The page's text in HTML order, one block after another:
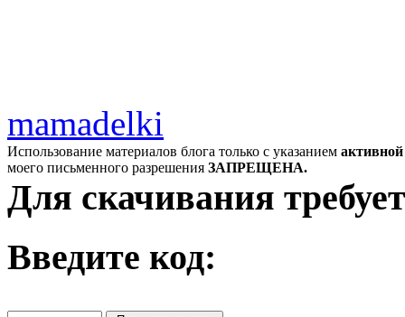
mamadelki
Использование материалов блога только с указанием
моего письменного разрешения ЗАПРЕЩЕНА.
Для скачивания
Введите код: